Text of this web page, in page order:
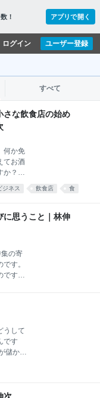
！ アプリで開く
ユーザー登録
ログイン
すべて
さな飲食店の始め
何か免
てお酒
か？」
ね」
、日
さい」
が３
るbar
だけ
。こ
も出
以上の
生責任
店を
ジネス 飲食店 食
に思うこと｜林伸
の寄
す。
です
ーヴ
てい
。理由
たち
をし
こと
らこ
うして
です
儲かる
ょっ